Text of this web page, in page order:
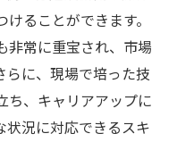
ることができます。
非常に重宝され、市場
らに、現場で培った技
ち、キャリアアップに
状況に対応できるスキ